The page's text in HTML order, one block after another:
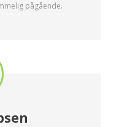
pågående.